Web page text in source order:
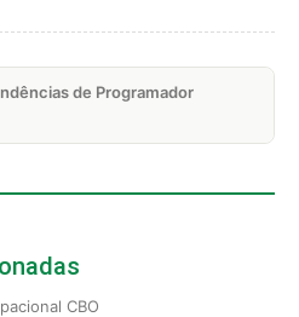
de Programador
CBO